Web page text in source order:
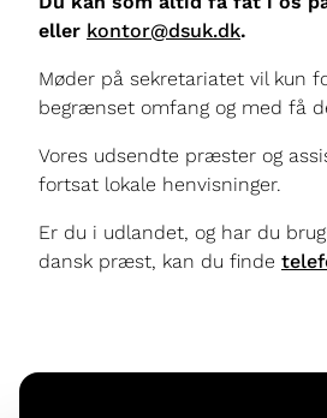
eller kontor@dsuk.dk.
Møder på sekretariatet vil kun
begrænset omfang og med få
Vores udsendte præster og
fortsat lokale henvisninger.
Er du i udlandet, og har du
dansk præst, kan du finde